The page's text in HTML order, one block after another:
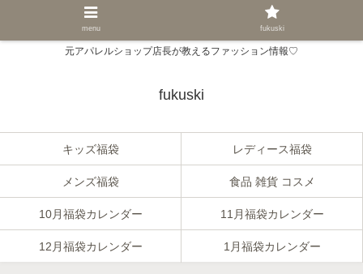
元アパレルショップ店長が教えるファッション情報♡
fukuski
キッズ福袋 レディース福袋
メンズ福袋 食品 雑貨 コスメ
10月福袋カレンダー 11月福袋カレンダー
12月福袋カレンダー 1月福袋カレンダー
menu fukuski